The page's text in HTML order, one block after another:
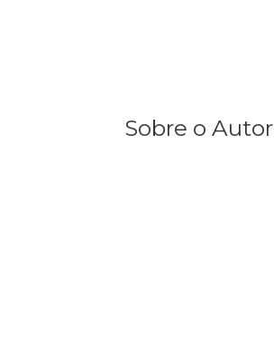
Sobre o Autor